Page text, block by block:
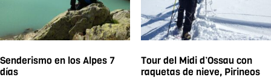
Senderismo en los Alpes 7
días
Tour del Midi d’Ossau con
raquetas de nieve, Pirineos